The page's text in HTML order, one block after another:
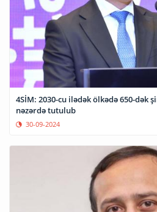
4SİM: 2030-cu ilədək ölkədə 650-dək
nəzərdə tutulub
30-09-2024